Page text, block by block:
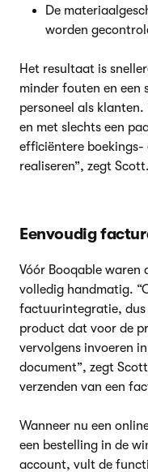
De
worden
Het resultaat is
minder fouten en een
personeel als
en met slechts een
efficiëntere boekings-
realiseren”, zegt Scott.
Eenvoudig
Vóór Booqable waren
volledig handmatig.
factuurintegratie, dus
product dat voor de
vervolgens invoeren
document”, zegt
verzenden van een
Wanneer nu een
een bestelling in de
account, vult de